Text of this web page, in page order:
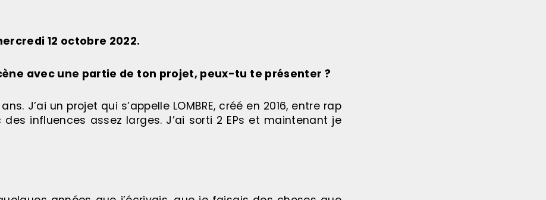
12 octobre 2022.
avec une partie de ton projet, peux-tu te présenter ?
J’ai un projet qui s’appelle LOMBRE, créé en 2016, entre rap
influences assez larges. J’ai sorti 2 EPs et maintenant je